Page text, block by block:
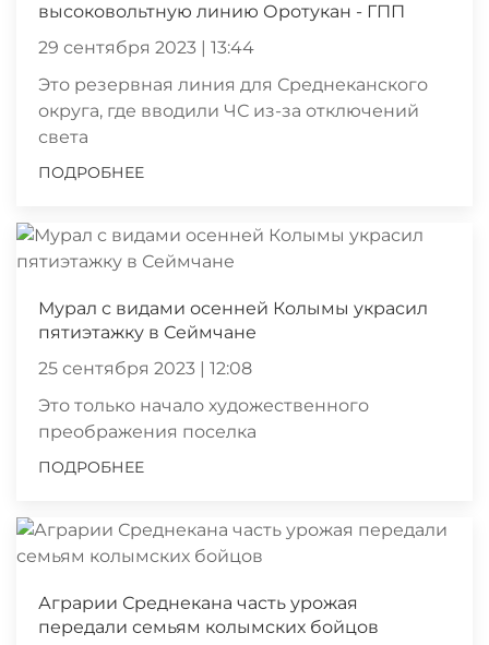
высоковольтную линию Оротукан - ГПП
29 сентября 2023 | 13:44
Это резервная линия для Среднеканского
округа, где вводили ЧС из-за отключений
света
ПОДРОБНЕЕ
Мурал с видами осенней Колымы украсил
пятиэтажку в Сеймчане
25 сентября 2023 | 12:08
Это только начало художественного
преображения поселка
ПОДРОБНЕЕ
Аграрии Среднекана часть урожая
передали семьям колымских бойцов